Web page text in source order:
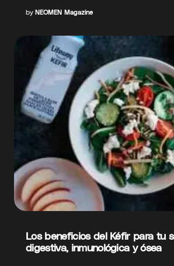
by NEOMEN Magazine
Los beneficios del Kéfir para tu
digestiva, inmunológica y ósea